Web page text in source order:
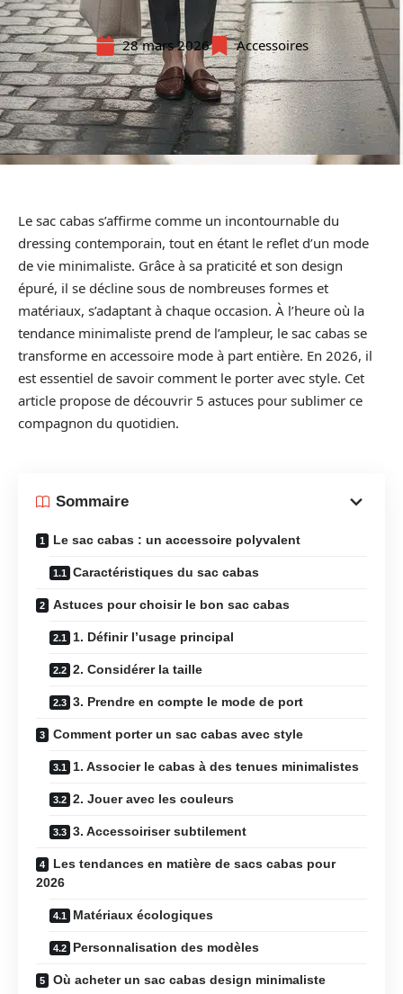
28 mars 2026 Accessoires
Le sac cabas s’affirme comme un incontournable du
dressing contemporain, tout en étant le reflet d’un mode
de vie minimaliste. Grâce à sa praticité et son design
épuré, il se décline sous de nombreuses formes et
matériaux, s’adaptant à chaque occasion. À l’heure où la
tendance minimaliste prend de l’ampleur, le sac cabas se
transforme en accessoire mode à part entière. En 2026, il
est essentiel de savoir comment le porter avec style. Cet
article propose de découvrir 5 astuces pour sublimer ce
compagnon du quotidien.
Sommaire
Le sac cabas : un accessoire polyvalent
Caractéristiques du sac cabas
Astuces pour choisir le bon sac cabas
1. Définir l’usage principal
2. Considérer la taille
3. Prendre en compte le mode de port
Comment porter un sac cabas avec style
1. Associer le cabas à des tenues minimalistes
2. Jouer avec les couleurs
3. Accessoiriser subtilement
Les tendances en matière de sacs cabas pour
2026
Matériaux écologiques
Personnalisation des modèles
Où acheter un sac cabas design minimaliste